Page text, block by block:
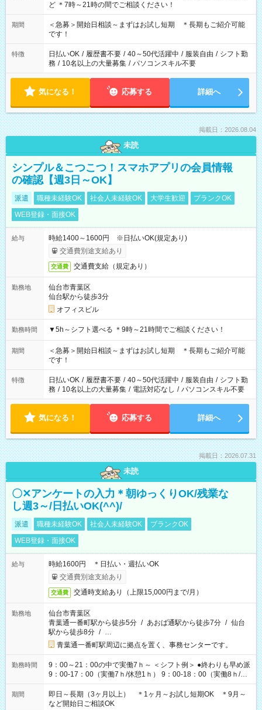
ど ＊7時～21時の間でご相談ください！
期間
＜急募＞開始日相談～まずはお試し短期 ＊長期もご紹介可能
です！
特徴 日払いOK / 履歴書不要 / 40～50代活躍中 / 服装自由 / シフト勤
務 / 10名以上の大量募集 / パソコンスキル不要
気になる！ 応募する 詳細へ
掲載日：2026.08.04
未読
シンプル＆こつこつ！スマホアプリの会員情報
の確認【週3日～OK】
派遣 職種未経験OK 社会人未経験OK 大学生歓迎
ブランクOK
WEB登録・面接OK
給与
時給1400～1600円 ※日払いOK(規定あり)
交通費別途支給あり
交通費 交通費支給（規定あり）
勤務地
仙台市青葉区
仙台駅から徒歩3分
オフィスビル
勤務時間 ▼5h～シフト選べる ＊9時～21時間でご相談ください！
期間
＜急募＞開始日相談～まずはお試し短期 ＊長期もご紹介可能
です！
特徴 日払いOK / 履歴書不要 / 40～50代活躍中 / 服装自由 / シフト勤
務 / 10名以上の大量募集 / 電話対応なし / パソコンスキル不要
気になる！ 応募する 詳細へ
掲載日：2026.07.31
未読
〇✕アンケートの入力＊朝ゆっくりOK/残業な
し週3～/日払いOK(^^)/
派遣 職種未経験OK 社会人未経験OK
ブランクOK
WEB登録・面接OK
給与
時給1600円 ＊日払い・週払いOK
交通費別途支給あり
交通費 交通時支給あり（上限15,000円まで/月）
勤務地
仙台市青葉区
青葉通一番町駅から徒歩5分 / あおば通駅から徒歩7分 / 仙台
駅から徒歩8分 / …
青葉通一番町駅周辺に拠点を置く、事務センターです。
勤務時間
9：00～21：00の中で実働7ｈ～ ＜シフト例＞ ●終わりも早め派
9：00-17：00（実働7ｈ/休憩1ｈ） 9：00-18：00（実働8ｈ/休
憩1ｈ） 10：00-19：00（実働8ｈ/休憩1ｈ） ●朝ゆっくり派
11：00-20：00（実働8ｈ/休憩1ｈ） 12：00-20：00（実働7ｈ/
休憩1ｈ） 12：00-21：00（実働8ｈ/休憩1ｈ） 13：00-22：
期間
即日～長期（3ヶ月以上） ＊1ヶ月～お試し短期OK ＊9月～
など開始日ご相談OK